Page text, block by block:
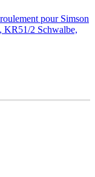
pour Simson
KR51/2 Schwalbe,